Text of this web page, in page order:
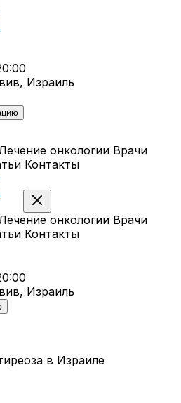
Израиль
онкологии Врачи
Контакты
онкологии Врачи
Контакты
Израиль
в Израиле